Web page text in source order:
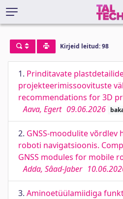
Kirjeid leitud: 98
1. Prinditavate
projekteerimissoovituste
recommendations for 3D
Aava, Egert 09.06.2026
2. GNSS-moodulite võrdlev
roboti navigatsioonis.
GNSS modules for mobile
Adda, Sâad-Jaber
3. Aminoetüülamiidiga